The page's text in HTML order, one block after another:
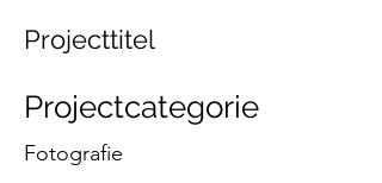
Projecttitel
Projectcategorie
Fotografie